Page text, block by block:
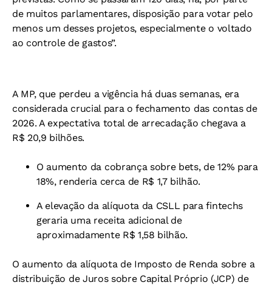
de muitos parlamentares, disposição para votar pelo
menos um desses projetos, especialmente o voltado
ao controle de gastos”.
A MP, que perdeu a vigência há duas semanas, era
considerada crucial para o fechamento das contas de
2026. A expectativa total de arrecadação chegava a
R$ 20,9 bilhões.
O aumento da cobrança sobre bets, de 12% para
18%, renderia cerca de R$ 1,7 bilhão.
A elevação da alíquota da CSLL para fintechs
geraria uma receita adicional de
aproximadamente R$ 1,58 bilhão.
O aumento da alíquota de Imposto de Renda sobre a
distribuição de Juros sobre Capital Próprio (JCP) de